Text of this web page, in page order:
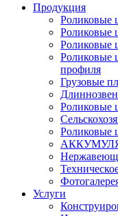
Продукция
Роликовые
Роликовые
Роликовые
Роликовые
профиля
Грузовые
Роликовые
Роликовые
Услуги